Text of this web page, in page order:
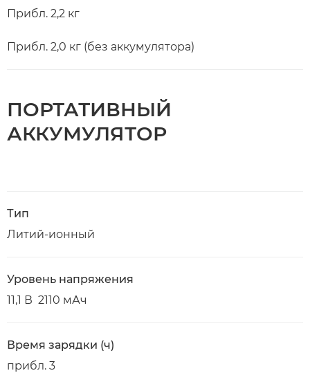
Прибл. 2,2 кг
Прибл. 2,0 кг (без аккумулятора)
ПОРТАТИВНЫЙ
АККУМУЛЯТОР
Тип
Литий-ионный
Уровень напряжения
11,1 В 2110 мАч
Время зарядки (ч)
прибл. 3